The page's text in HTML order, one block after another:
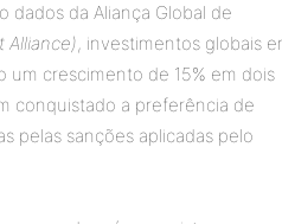
dados da Aliança Global de
Alliance), investimentos globais
um crescimento de 15% em dois
conquistado a preferência de
pelas sanções aplicadas pelo